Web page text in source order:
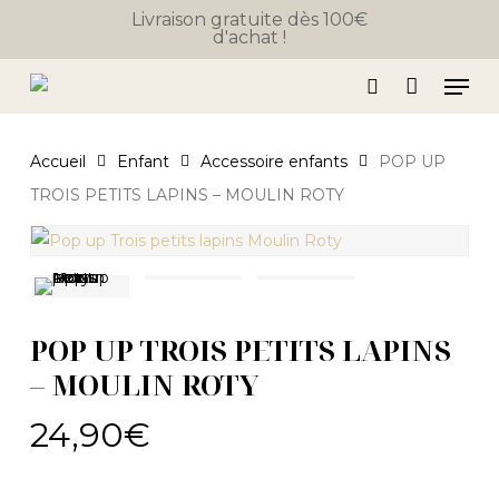
main
Livraison gratuite dès 100€
d'achat !
search
Cart
Accueil Enfant Accessoire enfants
POP UP
TROIS PETITS LAPINS – MOULIN ROTY
POP UP TROIS PETITS LAPINS
– MOULIN ROTY
24,90€